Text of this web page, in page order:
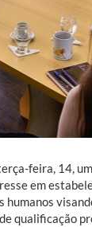
feira, 14,
em
qualificação